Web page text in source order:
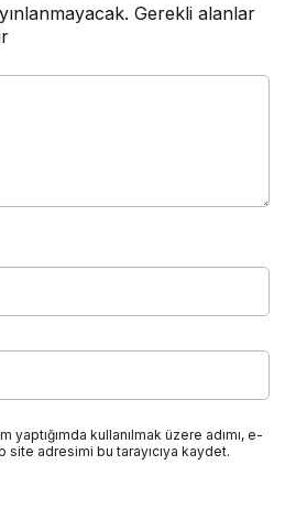
Gerekli alanlar
yaptığımda kullanılmak üzere adımı, e-
adresimi bu tarayıcıya kaydet.